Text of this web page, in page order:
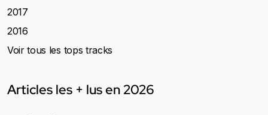
2017
2016
Voir tous les tops tracks
Articles les + lus en 2026